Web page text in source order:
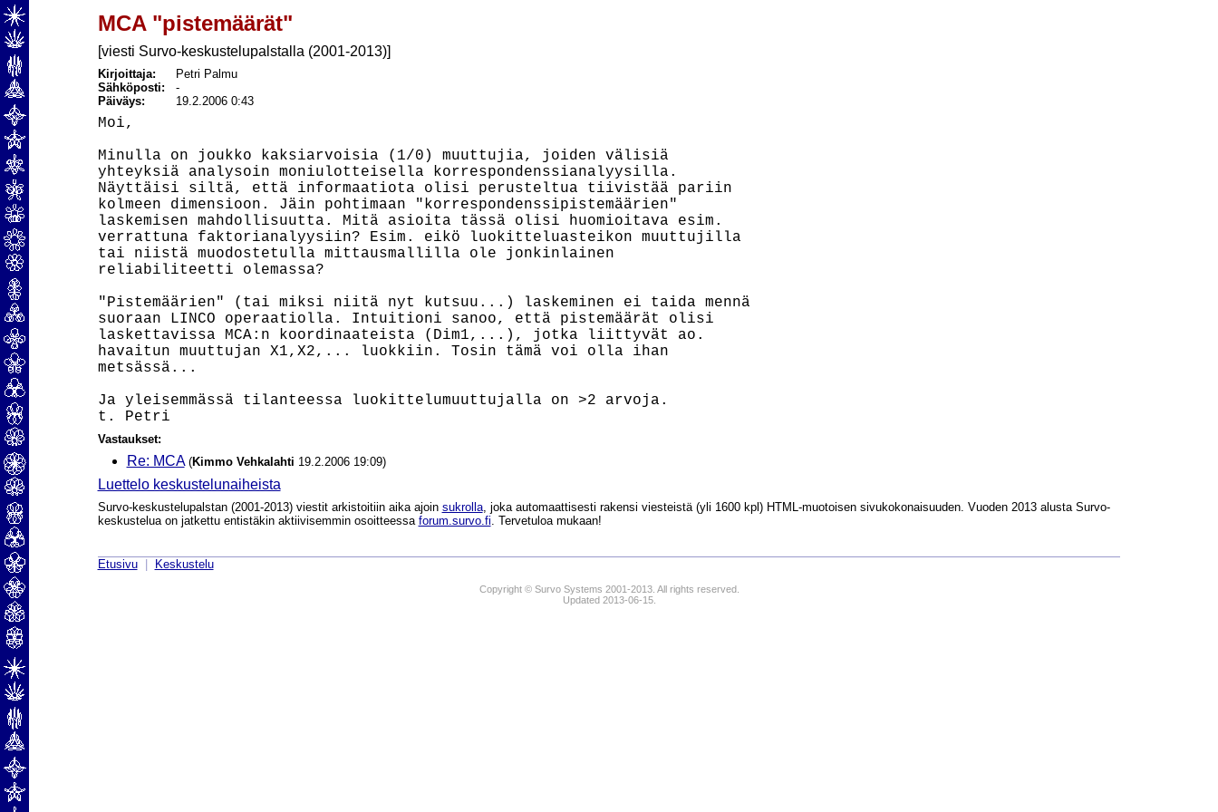
MCA "pistemäärät"
[viesti Survo-keskustelupalstalla (2001-2013)]
Kirjoittaja:
Petri Palmu
Sähköposti: -
Päiväys:
19.2.2006 0:43
Moi,
Minulla on joukko kaksiarvoisia (1/0) muuttujia, joiden välisiä
yhteyksiä analysoin moniulotteisella korrespondenssianalyysilla.
Näyttäisi siltä, että informaatiota olisi perusteltua tiivistää pariin
kolmeen dimensioon. Jäin pohtimaan "korrespondenssipistemäärien"
laskemisen mahdollisuutta. Mitä asioita tässä olisi huomioitava esim.
verrattuna faktorianalyysiin? Esim. eikö luokitteluasteikon muuttujilla
tai niistä muodostetulla mittausmallilla ole jonkinlainen
reliabiliteetti olemassa?
"Pistemäärien" (tai miksi niitä nyt kutsuu...) laskeminen ei taida mennä
suoraan LINCO operaatiolla. Intuitioni sanoo, että pistemäärät olisi
laskettavissa MCA:n koordinaateista (Dim1,...), jotka liittyvät ao.
havaitun muuttujan X1,X2,... luokkiin. Tosin tämä voi olla ihan
metsässä...
Ja yleisemmässä tilanteessa luokittelumuuttujalla on >2 arvoja.
Vastaukset:
Re: MCA (Kimmo Vehkalahti 19.2.2006 19:09)
Luettelo keskustelunaiheista
Survo-keskustelupalstan (2001-2013) viestit arkistoitiin aika ajoin sukrolla, joka automaattisesti rakensi viesteistä (yli 1600 kpl) HTML-muotoisen sivukokonaisuuden. Vuoden 2013 alusta Survo-
keskustelua on jatkettu entistäkin aktiivisemmin osoitteessa forum.survo.fi. Tervetuloa mukaan!
Etusivu| Keskustelu
Copyright © Survo Systems 2001-2013. All rights reserved.
Updated 2013-06-15.